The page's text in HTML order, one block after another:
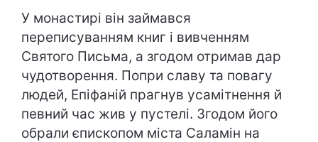
У монастирі він займався
переписуванням книг і вивченням
Святого Письма, а згодом отримав дар
чудотворення. Попри славу та повагу
людей, Епіфаній прагнув усамітнення й
певний час жив у пустелі. Згодом його
обрали єпископом міста Саламін на